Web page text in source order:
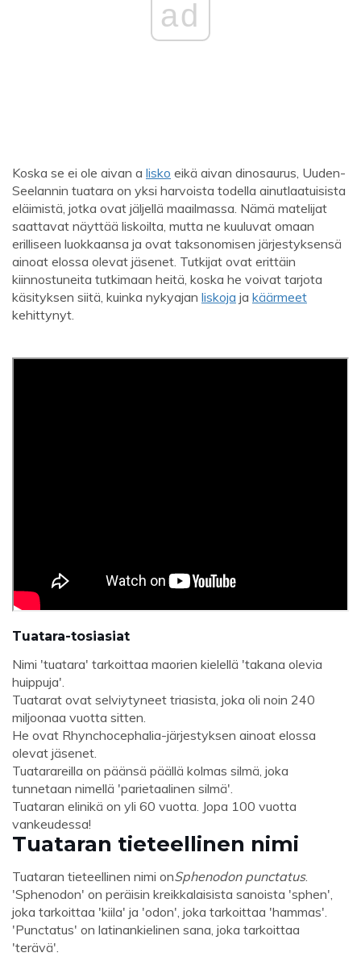
ad
Koska se ei ole aivan a lisko eikä aivan dinosaurus, Uuden-
Seelannin tuatara on yksi harvoista todella ainutlaatuisista
eläimistä, jotka ovat jäljellä maailmassa. Nämä matelijat
saattavat näyttää liskoilta, mutta ne kuuluvat omaan
erilliseen luokkaansa ja ovat taksonomisen järjestyksensä
ainoat elossa olevat jäsenet. Tutkijat ovat erittäin
kiinnostuneita tutkimaan heitä, koska he voivat tarjota
käsityksen siitä, kuinka nykyajan liskoja ja käärmeet
kehittynyt.
Tuatara-tosiasiat
Nimi 'tuatara' tarkoittaa maorien kielellä 'takana olevia
huippuja'.
Tuatarat ovat selviytyneet triasista, joka oli noin 240
miljoonaa vuotta sitten.
He ovat Rhynchocephalia-järjestyksen ainoat elossa
olevat jäsenet.
Tuatarareilla on päänsä päällä kolmas silmä, joka
tunnetaan nimellä 'parietaalinen silmä'.
Tuataran elinikä on yli 60 vuotta. Jopa 100 vuotta
vankeudessa!
Tuataran tieteellinen nimi
Tuataran tieteellinen nimi onSphenodon punctatus.
'Sphenodon' on peräisin kreikkalaisista sanoista 'sphen',
joka tarkoittaa 'kiila' ja 'odon', joka tarkoittaa 'hammas'.
'Punctatus' on latinankielinen sana, joka tarkoittaa
'terävä'.